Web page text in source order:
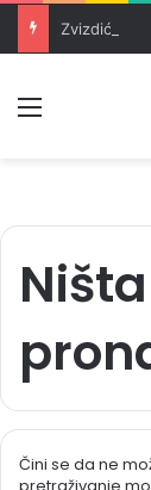
Čini se da ne